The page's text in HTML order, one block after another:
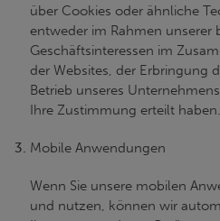
über Cookies oder ähnliche
entweder im Rahmen unserer
Geschäftsinteressen im
der Websites, der Erbringung
Betrieb unseres
Ihre Zustimmung erteilt haben.
Mobile Anwendungen
Wenn Sie unsere mobilen
und nutzen, können wir